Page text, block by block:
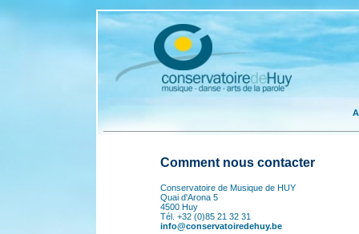
Comment nous contacter
Conservatoire de Musique de HUY
Quai d'Arona 5
4500 Huy
Tél. +32 (0)85 21 32 31
info@conservatoiredehuy.be